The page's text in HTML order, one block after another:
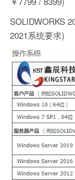
SOLIDWORKS
2021系统要求)